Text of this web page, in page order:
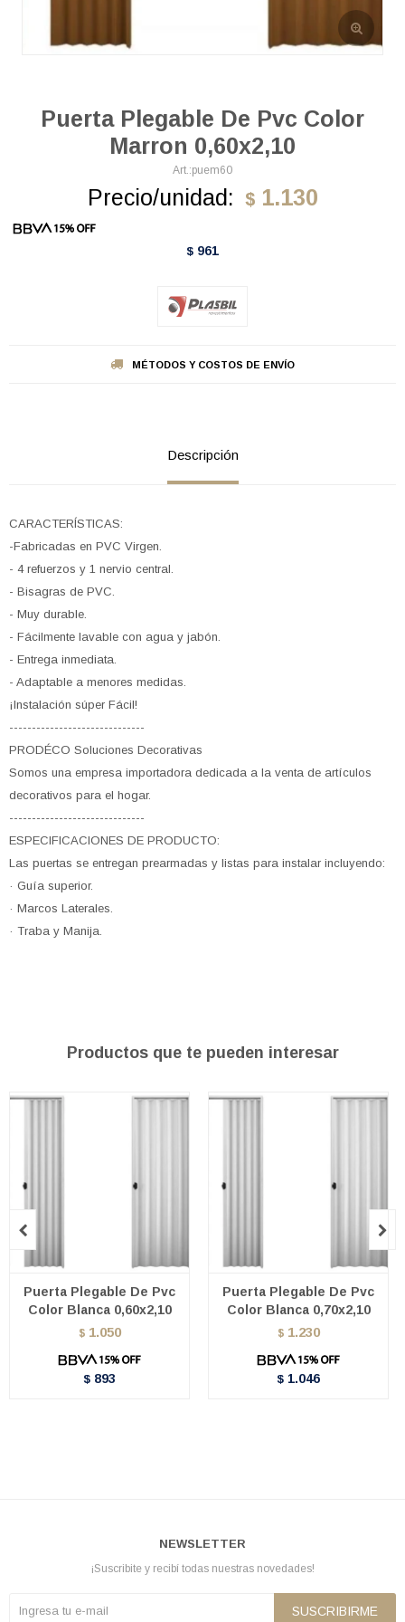
Puerta Plegable De Pvc Color
Marron 0,60x2,10
puem60
Precio/unidad: $ 1.130
$ 961
MÉTODOS Y COSTOS DE ENVÍO
Descripción
CARACTERÍSTICAS:
-Fabricadas en PVC Virgen.
- 4 refuerzos y 1 nervio central.
- Bisagras de PVC.
- Muy durable.
- Fácilmente lavable con agua y jabón.
- Entrega inmediata.
- Adaptable a menores medidas.
¡Instalación súper Fácil!
------------------------------
PRODÉCO Soluciones Decorativas
Somos una empresa importadora dedicada a la venta de artículos
decorativos para el hogar.
------------------------------
ESPECIFICACIONES DE PRODUCTO:
Las puertas se entregan prearmadas y listas para instalar incluyendo:
· Guía superior.
· Marcos Laterales.
· Traba y Manija.
Productos que te pueden interesar
Puerta Plegable De Pvc
Color Blanca 0,60x2,10
$ 1.050
$ 893
Puerta Plegable De Pvc
Color Blanca 0,70x2,10
$ 1.230
$ 1.046
 
NEWSLETTER
¡Suscribite y recibí todas nuestras novedades!
SUSCRIBIRME